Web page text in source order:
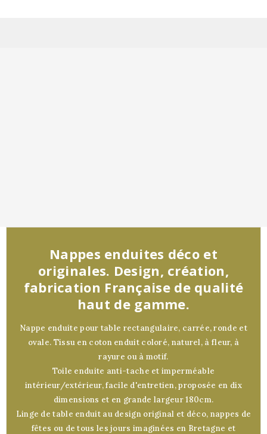
Nappes enduites déco et
originales. Design, création,
fabrication Française de qualité
haut de gamme.
Nappe enduite pour table rectangulaire, carrée, ronde et
ovale. Tissu en coton enduit coloré, naturel, à fleur, à
rayure ou à motif.
Toile enduite anti-tache et imperméable
intérieur/extérieur, facile d'entretien, proposée en dix
dimensions et en grande largeur 180cm.
Linge de table enduit au design original et déco, nappes de
fêtes ou de tous les jours imaginées en Bretagne et